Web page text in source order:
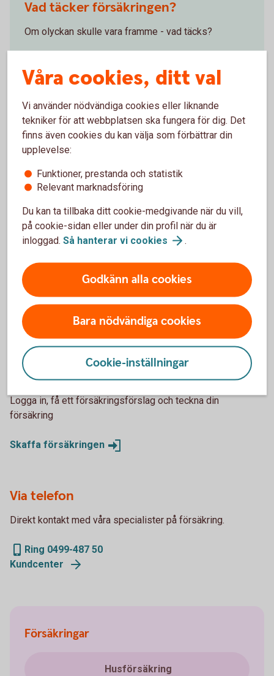
Vad täcker försäkringen?
Om olyckan skulle vara framme - vad täcks?
Bra saker med hemförsäkringarna
Mobbningsskydd utan kostnad
Mobbningsskydd ingår i Hem och Villahem och
gäller för barn och ungdomar under 20 år.
Det innebärmobbningsskyddet
Skaffa Villahemförsäkring
Via internetbanken
Logga in, få ett försäkringsförslag och teckna din
försäkring
Skaffa försäkringen
Via telefon
Direkt kontakt med våra specialister på försäkring.
Ring 0499-487 50
Kundcenter
Försäkringar
Husförsäkring
Våra cookies, ditt val
Vi använder nödvändiga cookies eller liknande
tekniker för att webbplatsen ska fungera för dig. Det
finns även cookies du kan välja som förbättrar din
upplevelse:
Funktioner, prestanda och statistik
Relevant marknadsföring
Du kan ta tillbaka ditt cookie-medgivande när du vill,
på cookie-sidan eller under din profil när du är
inloggad. Så hanterar vi cookies .
Godkänn alla cookies
Bara nödvändiga cookies
Cookie-inställningar